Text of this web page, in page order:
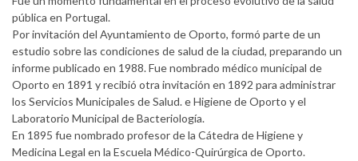
pública en Portugal.
Por invitación del Ayuntamiento de Oporto, formó parte de un
estudio sobre las condiciones de salud de la ciudad, preparando un
informe publicado en 1988. Fue nombrado médico municipal de
Oporto en 1891 y recibió otra invitación en 1892 para administrar
los Servicios Municipales de Salud. e Higiene de Oporto y el
Laboratorio Municipal de Bacteriología.
En 1895 fue nombrado profesor de la Cátedra de Higiene y
Medicina Legal en la Escuela Médico-Quirúrgica de Oporto.